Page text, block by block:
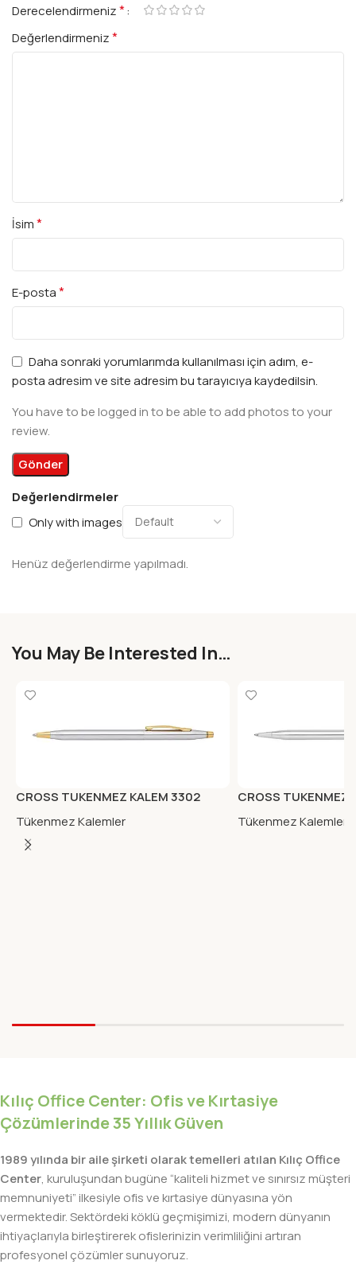
Değerlendirmeler
Only with images
Henüz değerlendirme yapılmadı.
Derecelendirmeniz*
Değerlendirmeniz*
İsim*
E-posta*
Daha sonraki yorumlarımda kullanılması için adım, e-
posta adresim ve site adresim bu tarayıcıya kaydedilsin.
You have to be logged in to be able to add photos to your
review.
You May Be Interested In…
CROSS TUKENMEZ KALEM 3302
Tükenmez Kalemler
CROSS TUKENMEZ
Tükenmez Kalemler
Kılıç Office Center: Ofis ve Kırtasiye
Çözümlerinde 35 Yıllık Güven
1989 yılında bir aile şirketi olarak temelleri atılan Kılıç Office
Center, kuruluşundan bugüne “kaliteli hizmet ve sınırsız müşteri
memnuniyeti” ilkesiyle ofis ve kırtasiye dünyasına yön
vermektedir. Sektördeki köklü geçmişimizi, modern dünyanın
ihtiyaçlarıyla birleştirerek ofislerinizin verimliliğini artıran
profesyonel çözümler sunuyoruz.